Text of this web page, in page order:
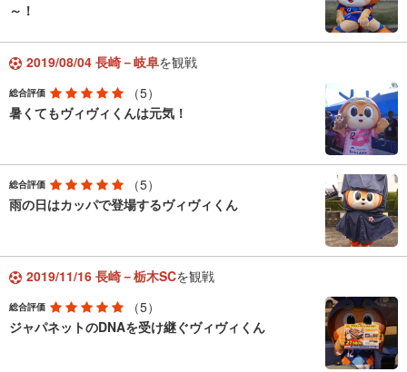
～！
2019/08/04 長崎－岐阜を観戦
総合評価
（5）
暑くてもヴィヴィくんは元気！
総合評価
（5）
雨の日はカッパで登場するヴィヴィくん
2019/11/16 長崎－栃木SCを観戦
総合評価
（5）
ジャパネットのDNAを受け継ぐヴィヴィくん